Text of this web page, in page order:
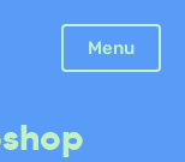
Menu
Sluiten